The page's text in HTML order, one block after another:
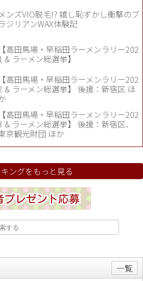
メンズVIO脱毛!? 嬉し恥ずかし衝撃のブ
ジリアンWAX体験記
【高田馬場・早稲田ラーメンラリー202
& ラーメン総選挙】
【高田馬場・早稲田ラーメンラリー202
& ラーメン総選挙】 後援：新宿区 ほ
【高田馬場・早稲田ラーメンラリー202
& ラーメン総選挙】 後援：新宿区、
京観光財団 ほか
ングをもっと見る
一覧